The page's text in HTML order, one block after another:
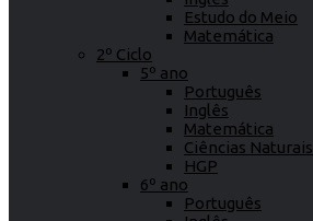
Estudo do Meio
Matemática
2º Ciclo
5º ano
Português
Inglês
Matemática
Ciências Naturais
HGP
6º ano
Português